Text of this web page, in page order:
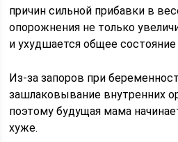
причин сильной прибавки в
опорожнения не только
и ухудшается общее состояние
Из-за запоров при
зашлаковывание внутренних
поэтому будущая мама
хуже.